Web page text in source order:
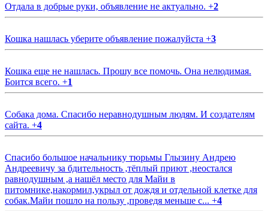
Отдала в добрые руки, объявление не актуально. +2
Кошка нашлась уберите объявление пожалуйста +3
Кошка еще не нашлась. Прошу все помочь. Она нелюдимая.
Боится всего. +1
Собака дома. Спасибо неравнодушным людям. И создателям
сайта. +4
Спасибо большое начальнику тюрьмы Глызину Андрею
Андреевичу за бдительность ,тёплый приют ,неостался
равнодушным ,а нашёл место для Майи в
питомнике,накормил,укрыл от дождя и отдельной клетке для
собак.Майи пошло на пользу ,проведя меньше с... +4